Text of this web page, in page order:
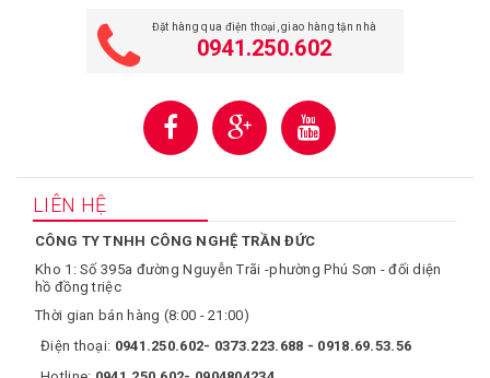
Đặt hàng qua điện thoại, giao hàng tận nhà
0941.250.602
LIÊN HỆ
CÔNG TY TNHH CÔNG NGHỆ TRẦN ĐỨC
Kho 1: Số 395a đường Nguyễn Trãi -phường Phú Sơn - đối diện
hồ đồng triệc
Thời gian bán hàng (8:00 - 21:00)
Điện thoại: 0941.250.602- 0373.223.688 - 0918.69.53.56